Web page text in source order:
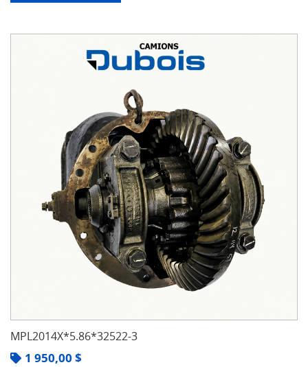
MPL2014X*5.86*32522-3
1 950,00 $